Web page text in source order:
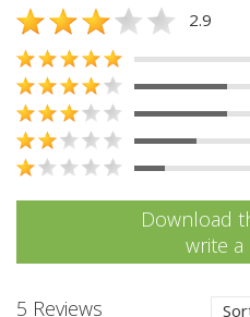
2.9
Download
write a
5 Reviews